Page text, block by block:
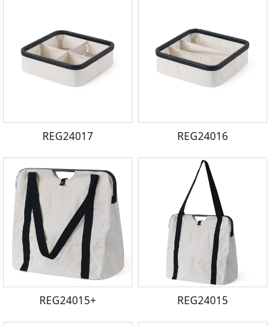
REG24017 REG24016
REG24015+ REG24015